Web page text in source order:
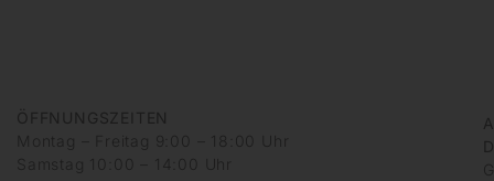
ÖFFNUNGSZEITEN
Montag – Freitag 9:00 – 18:00 Uhr
Samstag 10:00 – 14:00 Uhr